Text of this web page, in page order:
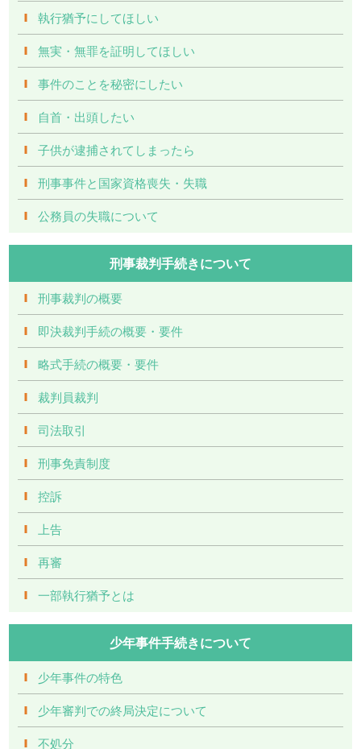
執行猶予にしてほしい
無実・無罪を証明してほしい
事件のことを秘密にしたい
自首・出頭したい
子供が逮捕されてしまったら
刑事事件と国家資格喪失・失職
公務員の失職について
刑事裁判手続きについて
刑事裁判の概要
即決裁判手続の概要・要件
略式手続の概要・要件
裁判員裁判
司法取引
刑事免責制度
控訴
上告
再審
一部執行猶予とは
少年事件手続きについて
少年事件の特色
少年審判での終局決定について
不処分